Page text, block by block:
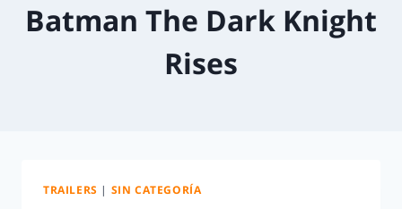
Batman The Dark Knight
Rises
TRAILERS | SIN CATEGORÍA